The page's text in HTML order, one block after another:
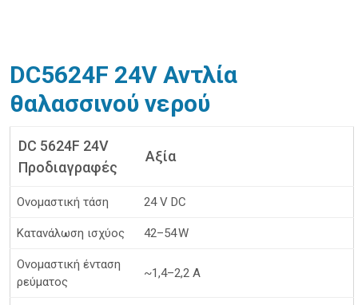
DC5624F 24V Αντλία
θαλασσινού νερού
DC 5624F 24V
Προδιαγραφές
Αξία
Ονομαστική τάση 24 V DC
Κατανάλωση ισχύος 42–54 W
Ονομαστική ένταση
ρεύματος
~1,4–2,2 A